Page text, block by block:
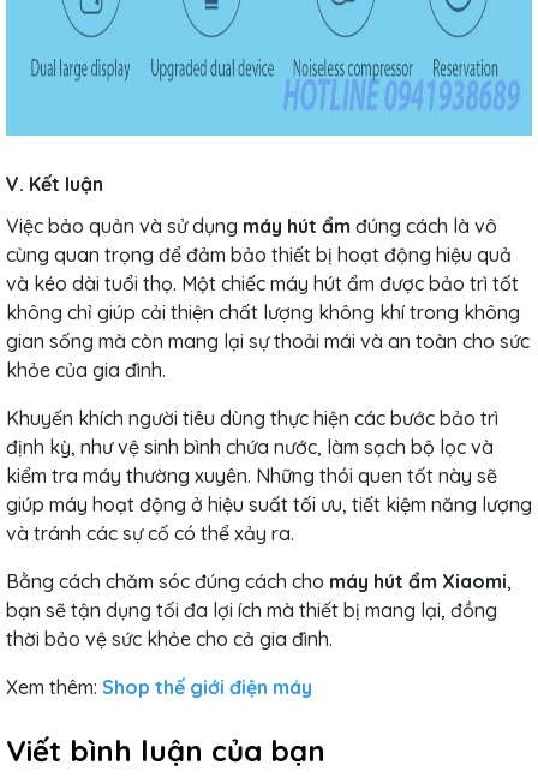
V. Kết luận
Việc bảo quản và sử dụng máy hút ẩm đúng cách là vô
cùng quan trọng để đảm bảo thiết bị hoạt động hiệu quả
và kéo dài tuổi thọ. Một chiếc máy hút ẩm được bảo trì tốt
không chỉ giúp cải thiện chất lượng không khí trong không
gian sống mà còn mang lại sự thoải mái và an toàn cho sức
khỏe của gia đình.
Khuyến khích người tiêu dùng thực hiện các bước bảo trì
định kỳ, như vệ sinh bình chứa nước, làm sạch bộ lọc và
kiểm tra máy thường xuyên. Những thói quen tốt này sẽ
giúp máy hoạt động ở hiệu suất tối ưu, tiết kiệm năng lượng
và tránh các sự cố có thể xảy ra.
Bằng cách chăm sóc đúng cách cho máy hút ẩm Xiaomi,
bạn sẽ tận dụng tối đa lợi ích mà thiết bị mang lại, đồng
thời bảo vệ sức khỏe cho cả gia đình.
Xem thêm: Shop thế giới điện máy
Viết bình luận của bạn